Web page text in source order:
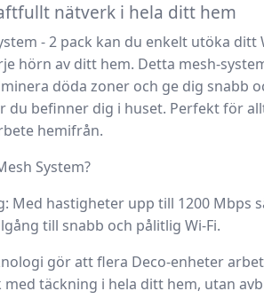
nätverk i hela ditt hem
- 2 pack kan du enkelt utöka ditt
hörn av ditt hem. Detta mesh-
döda zoner och ge dig snabb
du befinner dig i huset. Perfekt för
hemifrån.
System?
Med hastigheter upp till 1200 Mbps
till snabb och pålitlig Wi-Fi.
gör att flera Deco-enheter
täckning i hela ditt hem, utan